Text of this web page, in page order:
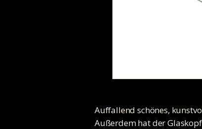
Auffallend schönes,
Außerdem hat der